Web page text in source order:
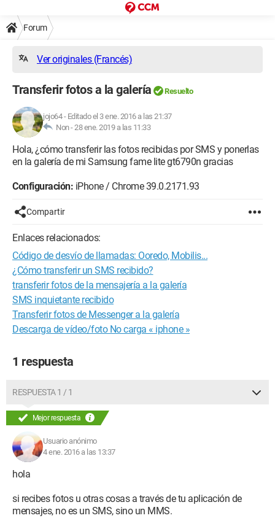
Forum
Ver originales (Francés)
Transferir fotos a la galería Resuelto
jojo64- Editado el 3 ene. 2016 a las 21:37
Non -28 ene. 2019 a las 11:33
Hola, ¿cómo transferir las fotos recibidas por SMS y ponerlas
en la galería de mi Samsung fame lite gt6790n gracias
Configuración: iPhone / Chrome 39.0.2171.93
Compartir
Enlaces relacionados:
Código de desvío de llamadas: Ooredo, Mobilis...
¿Cómo transferir un SMS recibido?
transferir fotos de la mensajería a la galería
SMS inquietante recibido
Transferir fotos de Messenger a la galería
Descarga de vídeo/foto No carga « iphone »
1 respuesta
RESPUESTA 1 / 1
Mejor respuesta
Usuario anónimo
4 ene. 2016 a las 13:37
hola
si recibes fotos u otras cosas a través de tu aplicación de
mensajes, no es un SMS, sino un MMS.